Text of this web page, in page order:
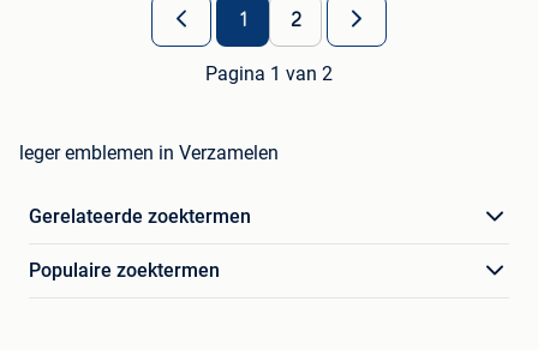
1 2
Pagina 1 van 2
leger emblemen in Verzamelen
Gerelateerde zoektermen
Populaire zoektermen